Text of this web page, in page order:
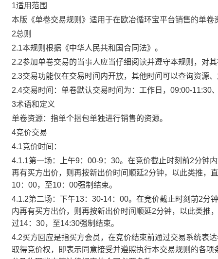
1适用范围
本版《单卷交易规则》适用于在欧冶循环宝平台销售的单卷
2总则
2.1本规则根据《中华人民共和国合同法》。
2.2参加单卷交易的当事人应当仔细阅读并遵守本规则，对
2.3交易功能仅在交易时间内开放，其他时间可以查询资源
2.4交易时间：单卷默认交易时间为：工作日，09:00-11:30
3术语和定义
单卷资源：指单个捆包单独进行销售的资源。
4竞价交易
4.1竞价时间：
4.1.1第一场：上午9：00-9：30。在竞价截止时刻前2分钟
再有买方出价，则再按新出价时间顺延2分钟，以此类推，
10：00，至10：00强制结束。
4.1.2第二场：下午13：30-14：00。在竞价截止时刻前2分
内再有买方出价，则再按新出价时间顺延2分钟，以此类推
过14：30，至14:30强制结束。
4.2买方回应是指买方会员，在竞价结束前通过交易系统表
取得竞价权，即表示同意接受并遵照执行本交易规则的各